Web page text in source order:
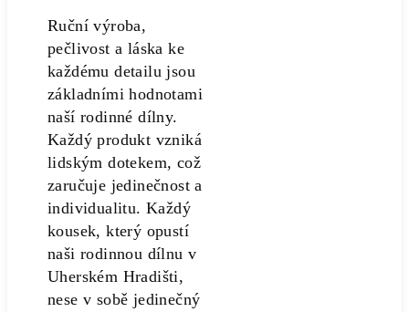
Ruční výroba,
pečlivost a láska ke
každému detailu jsou
základními hodnotami
naší rodinné dílny.
Každý produkt vzniká
lidským dotekem, což
zaručuje jedinečnost a
individualitu. Každý
kousek, který opustí
naši rodinnou dílnu v
Uherském Hradišti,
nese v sobě jedinečný